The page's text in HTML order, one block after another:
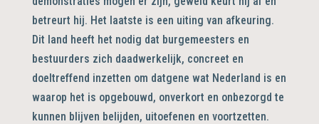
betreurt hij. Het laatste is een uiting van afkeuring.
Dit land heeft het nodig dat burgemeesters en
bestuurders zich daadwerkelijk, concreet en
doeltreffend inzetten om datgene wat Nederland is en
waarop het is opgebouwd, onverkort en onbezorgd te
kunnen blijven belijden, uitoefenen en voortzetten.